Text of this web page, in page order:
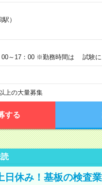
）
00～17：00 ※勤務時間は 試験に
上の大量募集
する
日休み！基板の検査